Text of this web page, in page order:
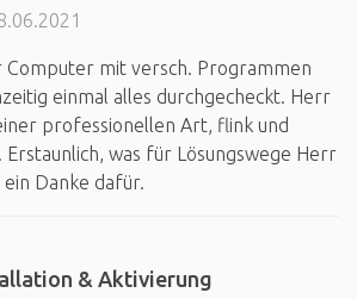
Computer mit versch. Programmen
einmal alles durchgecheckt. Herr
professionellen Art, flink und
was für Lösungswege Herr
Danke dafür.
& Aktivierung